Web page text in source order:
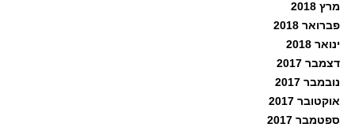
מרץ 2018
פברואר 2018
ינואר 2018
דצמבר 2017
נובמבר 2017
אוקטובר 2017
ספטמבר 2017